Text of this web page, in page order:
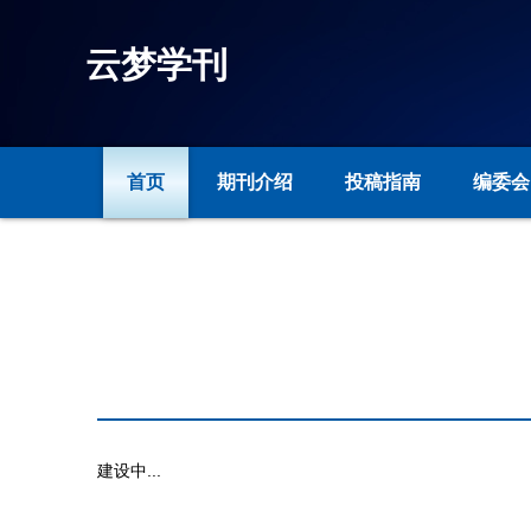
云梦学刊
首页 期刊介绍 投稿指南 编委会
建设中...